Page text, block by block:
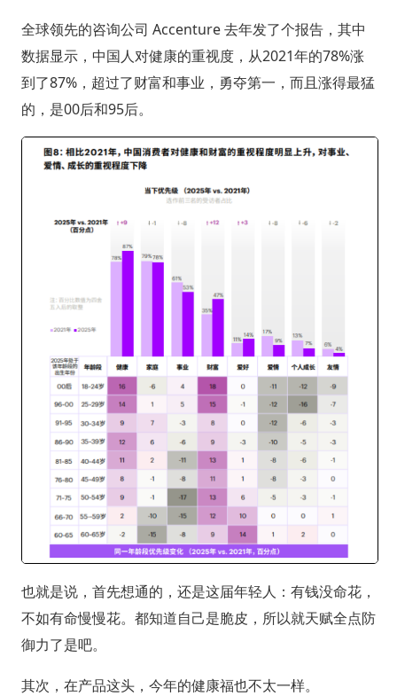
全球领先的咨询公司 Accenture 去年发了个报告，其中
数据显示，中国人对健康的重视度，从2021年的78%涨
到了87%，超过了财富和事业，勇夺第一，而且涨得最猛
的，是00后和95后。
也就是说，首先想通的，还是这届年轻人：有钱没命花，
不如有命慢慢花。都知道自己是脆皮，所以就天赋全点防
御力了是吧。
其次，在产品这头，今年的健康福也不太一样。